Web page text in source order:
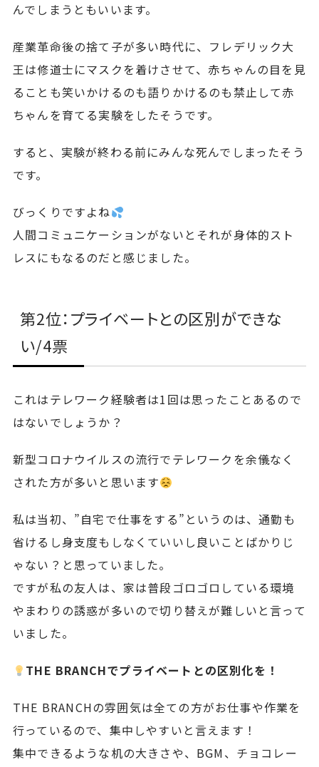
んでしまうともいいます。
産業革命後の捨て子が多い時代に、フレデリック大
王は修道士にマスクを着けさせて、赤ちゃんの目を見
ることも笑いかけるのも語りかけるのも禁止して赤
ちゃんを育てる実験をしたそうです。
すると、実験が終わる前にみんな死んでしまったそう
です。
びっくりですよね
人間コミュニケーションがないとそれが身体的スト
レスにもなるのだと感じました。
第2位：プライベートとの区別ができな
い/4票
これはテレワーク経験者は1回は思ったことあるので
はないでしょうか？
新型コロナウイルスの流行でテレワークを余儀なく
された方が多いと思います
私は当初、”自宅で仕事をする”というのは、通勤も
省けるし身支度もしなくていいし良いことばかりじ
ゃない？と思っていました。
ですが私の友人は、家は普段ゴロゴロしている環境
やまわりの誘惑が多いので切り替えが難しいと言って
いました。
THE BRANCHでプライベートとの区別化を！
THE BRANCHの雰囲気は全ての方がお仕事や作業を
行っているので、集中しやすいと言えます！
集中できるような机の大きさや、BGM、チョコレー